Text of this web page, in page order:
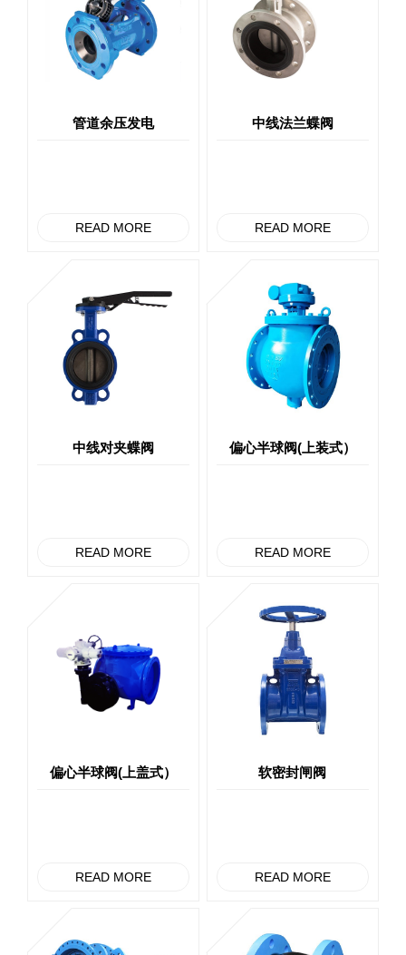
管道余压发电
READ MORE
中线法兰蝶阀
READ MORE
中线对夹蝶阀
READ MORE
偏心半球阀(上装式）
READ MORE
偏心半球阀(上盖式）
READ MORE
软密封闸阀
READ MORE